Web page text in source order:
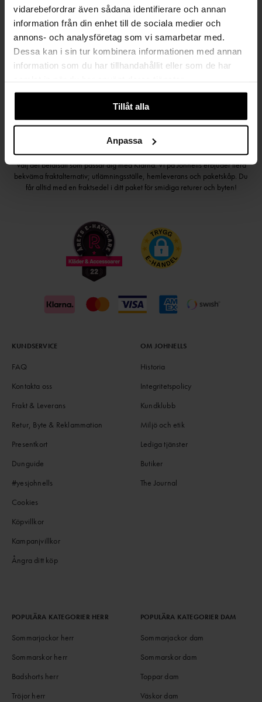
vidarebefordrar även sådana identifierare och annan
information från din enhet till de sociala medier och
annons- och analysföretag som vi samarbetar med.
Dessa kan i sin tur kombinera informationen med annan
information som du har tillhandahållit eller som de har
Tillåt alla
Anpassa
Håll dig uppdaterad
PRENUMERERA PÅ VÅRT NYHETSBREV
Kvinna Man
Välj det betalsätt som passar dig med Klarna. Vi på Johnells erbjuder flera
bekväma fraktalternativ; utlämningsställe, hemleverans och paketskåp. Du
får alltid med en fraktsedel i ditt paket för smidiga returer och byten!
KUNDSERVICE
FAQ
Kontakta oss
Frakt & Leverans
Retur, Byte & Reklammation
Presentkort
Dunguide
#yesjohnells
Cookies
Köpvillkor
Kampanjvillkor
Ångra ditt köp
OM JOHNELLS
Historia
Integritetspolicy
Kundklubb
Miljö och etik
Lediga tjänster
Butiker
The Journal
POPULÄRA KATEGORIER HERR
Sommarjackor herr
Sommarskor herr
Badshorts herr
Tröjor herr
POPULÄRA KATEGORIER DAM
Sommarjackor dam
Sommarskor dam
Toppar dam
Väskor dam